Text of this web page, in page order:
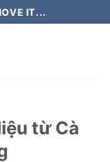
IT...
từ Cà